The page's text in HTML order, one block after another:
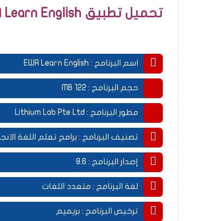
تحميل تطبيق EWA Learn English مهكر
.
اسم البرنامج : EWA Learn English
.
حجم البرنامج : 122 MB
.
مطور البرنامج : Lithium Lab Pte Ltd
.
تصنيف البرنامج : برامج تعلم اللغة
.
إصدار البرنامج : 8.6
.
لغة البرنامج : متعدد اللغات
ترخيص البرنامج : بريميم